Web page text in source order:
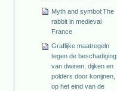
Myth and symbol:The
rabbit in medieval
France
Graflijke maatregeln
tegen de beschadiging
van dwinen, dijken en
polders door konijnen,
op het eind van de